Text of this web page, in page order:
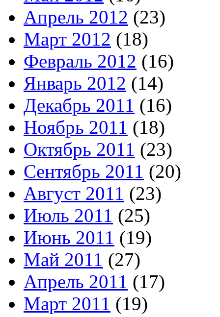
Апрель 2012 (23)
Март 2012 (18)
Февраль 2012 (16)
Январь 2012 (14)
Декабрь 2011 (16)
Ноябрь 2011 (18)
Октябрь 2011 (23)
Сентябрь 2011 (20)
Август 2011 (23)
Июль 2011 (25)
Июнь 2011 (19)
Май 2011 (27)
Апрель 2011 (17)
Март 2011 (19)